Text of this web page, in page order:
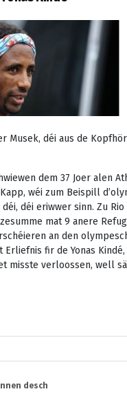
Musek, déi aus de
dem 37 Joer alen
wéi zum Beispill
déi eriwwer sinn. Zu Rio
mat 9 anere
an den
fir de Yonas Kindé,
misste verloossen, well
desch